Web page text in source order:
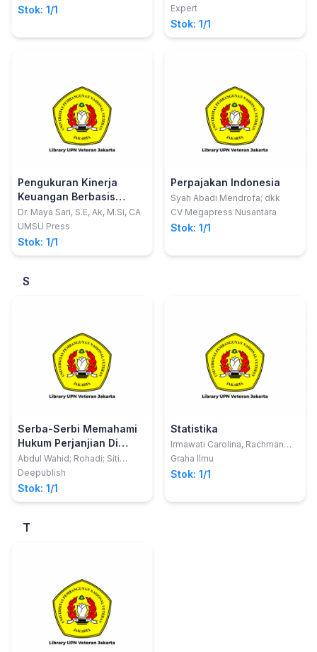
Stok: 1/1
Expert
Stok: 1/1
Pengukuran Kinerja
Keuangan Berbasis
GoodCorporate
Governance
Dr. Maya Sari, S.E, Ak, M.Si, CA
UMSU Press
Stok: 1/1
Perpajakan Indonesia
Syah Abadi Mendrofa; dkk
CV Megapress Nusantara
Stok: 1/1
S
Serba-Serbi Memahami
Hukum Perjanjian Di
Indonesia
Abdul Wahid; Rohadi; Siti
Malikhatun Badriyah
Deepublish
Stok: 1/1
Statistika
Irmawati Carolina, Rachman
Komarudin, Kresna Ramanda
Graha Ilmu
Stok: 1/1
T